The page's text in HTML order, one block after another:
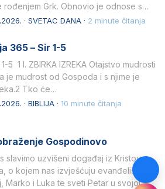
rođenjem Grk. Obnovio je odnose s
· SVETAC DANA · 2 minute čitanja
365 – Sir 1-5
5 1 I. ZBIRKA IZREKA Otajstvo mudrosti
je mudrost od Gospoda i s njime je
Tko će…
· BIBLIJA · 10 minute čitanja
Gospodinovo
slavimo uzvišeni događaj iz Kristova
o kojem nas izvješćuju evanđelisti
Marko i Luka te sveti Petar u svojoj